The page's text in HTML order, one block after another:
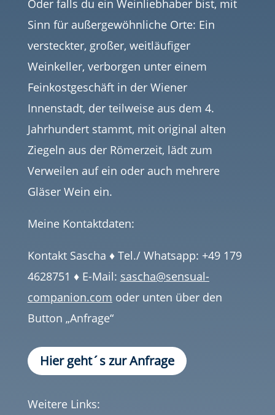
Oder falls du ein Weinliebhaber bist, mit
Sinn für außergewöhnliche Orte: Ein
versteckter, großer, weitläufiger
Weinkeller, verborgen unter einem
Feinkostgeschäft in der Wiener
Innenstadt, der teilweise aus dem 4.
Jahrhundert stammt, mit original alten
Ziegeln aus der Römerzeit, lädt zum
Verweilen auf ein oder auch mehrere
Gläser Wein ein.
Meine Kontaktdaten:
Kontakt Sascha ♦ Tel./ Whatsapp: +49 179
4628751 ♦ E-Mail: sascha@sensual-
companion.com oder unten über den
Button „Anfrage“
Hier geht´s zur Anfrage
Weitere Links: